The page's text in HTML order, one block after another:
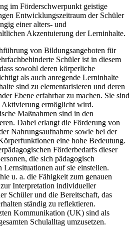
im Förderschwerpunkt geistige
Entwicklungszeitraum der Schüler
einer alters- und
Akzentuierung der Lerninhalte.
von Bildungsangeboten für
Schüler ist in diesem
sowohl deren körperliche
als auch anregende Lerninhalte
sind zu elementarisieren und deren
Ebene erfahrbar zu machen. Sie sind
Aktivierung ermöglicht wird.
Maßnahmen sind in den
Dabei erlangt die Förderung von
Nahrungsaufnahme sowie bei der
eine hohe Bedeutung.
Förderbedarfs dieser
die sich pädagogisch
auf sie einstellen.
u. a. die Fähigkeit zum genauen
Interpretation individueller
Schüler und die Bereitschaft, das
ständig zu reflektieren.
Kommunikation (UK) sind als
Schulalltag umzusetzen.